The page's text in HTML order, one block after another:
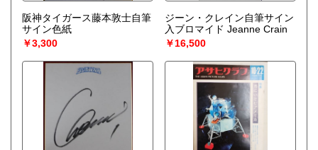
阪神タイガース藤本敦士自筆
サイン色紙
￥3,300
ジーン・クレイン自筆サイン
入ブロマイド Jeanne Crain
￥16,500